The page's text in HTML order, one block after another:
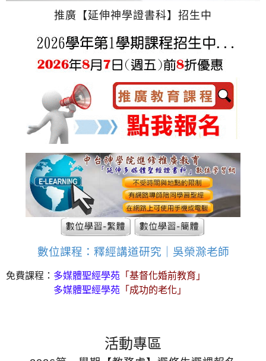
推廣【延伸神學證書科】招生中
數位課程：釋經講道研究｜吳榮滁老師
免費課程： 多媒體聖經學苑 「基督化婚前教育」
多媒體聖經學苑 「成功的老化」
活動專區